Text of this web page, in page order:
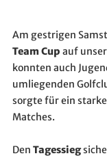
Am gestrigen
Team Cup auf
konnten auch
umliegenden
sorgte für ein
Matches.
Den Tagessieg